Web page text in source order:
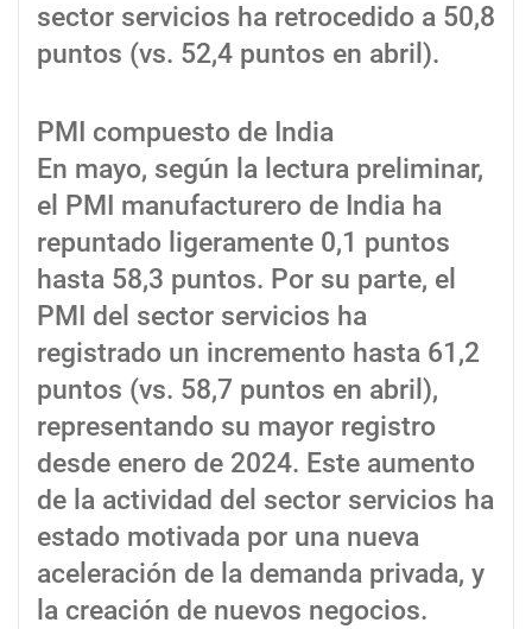
sector servicios ha retrocedido a 50,8
puntos (vs. 52,4 puntos en abril).
PMI compuesto de India
En mayo, según la lectura preliminar,
el PMI manufacturero de India ha
repuntado ligeramente 0,1 puntos
hasta 58,3 puntos. Por su parte, el
PMI del sector servicios ha
registrado un incremento hasta 61,2
puntos (vs. 58,7 puntos en abril),
representando su mayor registro
desde enero de 2024. Este aumento
de la actividad del sector servicios ha
estado motivada por una nueva
aceleración de la demanda privada, y
la creación de nuevos negocios.